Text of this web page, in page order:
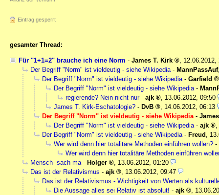
Eintrag gesperrt
gesamter Thread:
Für "1+1=2" brauche ich eine Norm - James T. Kirk
Der Begriff "Norm" ist vieldeutig - siehe Wikipedia - MannPassAuf
Der Begriff "Norm" ist vieldeutig - siehe Wikipedia - Garfield
Der Begriff "Norm" ist vieldeutig - siehe Wikipedia -
regierende? Nein nicht nur- ajk
13.06.2012, 09:50
James T. Kirk-Eschatologie? - DvB
14.06.2012, 06:13
Der Begriff "Norm" ist vieldeutig - siehe Wikipedia -
Der Begriff "Norm" ist vieldeutig - siehe Wikipedia - ajk
Der Begriff "Norm" ist vieldeutig - siehe Wikipedia - Freud
Wer wird denn hier totalitäre Methoden einführen wollen? -
Wer wird denn hier totalitäre Methoden einführen
Mensch- sach ma - Holger
13.06.2012, 01:20
Das ist der Relativismus - ajk
13.06.2012, 09:47
Das ist der Relativismus - Wichtigkeit von Werten als
Die Aussage alles sei Relativ ist absolut! - ajk